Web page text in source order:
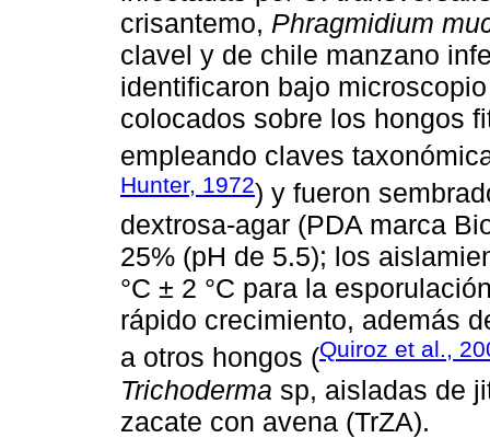
crisantemo, Phragmidium
clavel y de chile manzano
identificaron bajo
colocados sobre los hongos
empleando claves
Hunter, 1972) y fueron
dextrosa-agar (PDA marca
25% (pH de 5.5); los
°C ± 2 °C para la
rápido crecimiento, además
a otros hongos (Quiroz et al.,
Trichoderma sp, aisladas de
zacate con avena (TrZA).